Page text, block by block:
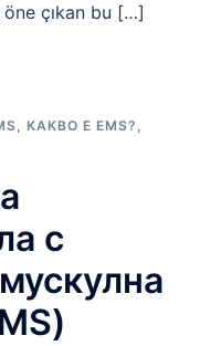
çıkan bu […]
, КАКВО Е EMS? ,
с